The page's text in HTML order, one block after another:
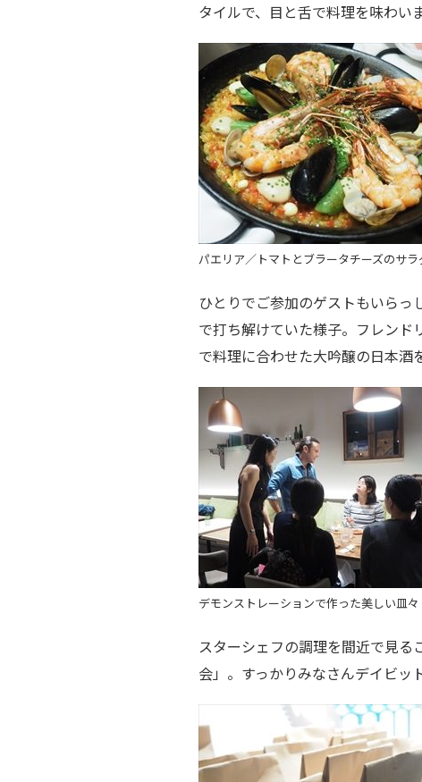
タイルで、目と舌で料理を味わい
パエリア／トマトとブラータチーズのサ
ひとりでご参加のゲストもいら
で打ち解けていた様子。フレンド
で料理に合わせた大吟醸の日本酒
デモンストレーションで作った美しい皿々
スターシェフの調理を間近で見る
会」。すっかりみなさんデイビッ